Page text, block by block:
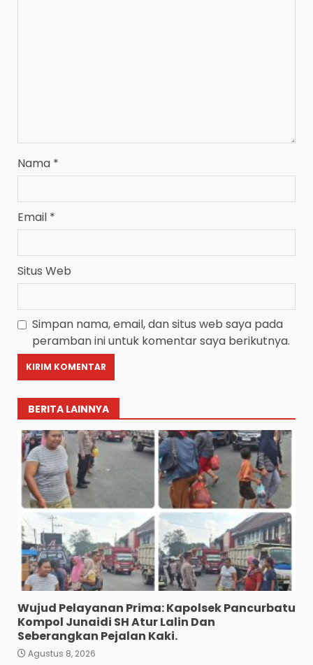
Nama *
Email *
Situs Web
Simpan nama, email, dan situs web saya pada
peramban ini untuk komentar saya berikutnya.
BERITA LAINNYA
Wujud Pelayanan Prima: Kapolsek Pancurbatu
Kompol Junaidi SH Atur Lalin Dan
Seberangkan Pejalan Kaki.
Agustus 8, 2026